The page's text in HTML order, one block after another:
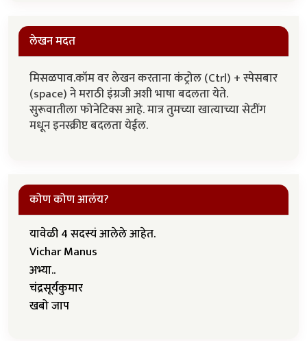
लेखन मदत
मिसळपाव.कॉम वर लेखन करताना कंट्रोल (Ctrl) + स्पेसबार
(space) ने मराठी इंग्रजी अशी भाषा बदलता येते.
सुरूवातीला फोनेटिक्स आहे. मात्र तुमच्या खात्याच्या सेटींग
मधून इनस्क्रीप्ट बदलता येईल.
कोण कोण आलंय?
यावेळी 4 सदस्यं आलेले आहेत.
Vichar Manus
अभ्या..
चंद्रसूर्यकुमार
खबो जाप